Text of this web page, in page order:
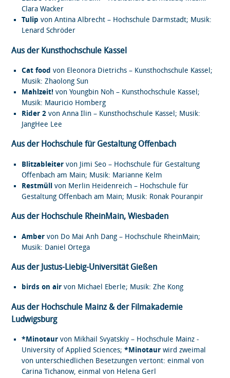
Clara Wacker
Tulip von Antina Albrecht – Hochschule Darmstadt; Musik:
Lenard Schröder
Aus der Kunsthochschule Kassel
Cat foodvon Eleonora Dietrichs – Kunsthochschule Kassel;
Musik: Zhaolong Sun
Mahlzeit! von Youngbin Noh – Kunsthochschule Kassel;
Musik: Mauricio Homberg
Rider 2 von Anna Ilin – Kunsthochschule Kassel; Musik:
JangHee Lee
Aus der Hochschule für Gestaltung Offenbach
Blitzableiter von Jimi Seo – Hochschule für Gestaltung
Offenbach am Main; Musik: Marianne Kelm
Restmüll von Merlin Heidenreich – Hochschule für
Gestaltung Offenbach am Main; Musik: Ronak Pouranpir
Aus der Hochschule RheinMain, Wiesbaden
Amber von Do Mai Anh Dang – Hochschule RheinMain;
Musik: Daniel Ortega
Aus der Justus-Liebig-Universität Gießen
birds on air von Michael Eberle; Musik: Zhe Kong
Aus der Hochschule Mainz & der Filmakademie
Ludwigsburg
*Minotaurvon Mikhail Svyatskiy – Hochschule Mainz -
University of Applied Sciences; *Minotaur wird zweimal
von unterschiedlichen Besetzungen vertont: einmal von
Carina Tichanow, einmal von Helena Gerl